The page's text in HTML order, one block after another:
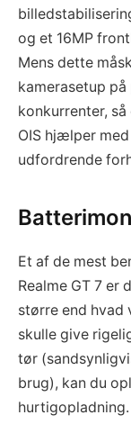
og et 16MP
Mens dette
kamerasetup
konkurrenter,
OIS hjælper
udfordrende
Et af de mest
Realme GT 7 er
større end hvad
skulle give
tør
brug), kan du